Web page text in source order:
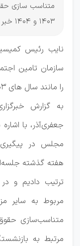
متناسب سازی
۱۴۰۳ و 1404 خبر داد.
نایب رئیس
سازمان تامین
را مانند سال های ۱۴۰۳ و ۱۴۰۴ انجام بدهد.
به گزارش
جعفری‌آذر، با
مجلس در پیگیری
هفته گذشته
ترتیب دادیم و
مربوط به سایر
متناسب‌سازی
مرتبط به